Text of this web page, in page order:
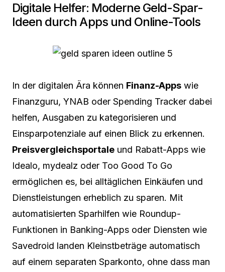
Digitale Helfer: Moderne Geld-Spar-
Ideen durch Apps und Online-Tools
In der digitalen Ära können Finanz-Apps wie
Finanzguru, YNAB oder Spending Tracker dabei
helfen, Ausgaben zu kategorisieren und
Einsparpotenziale auf einen Blick zu erkennen.
Preisvergleichsportale und Rabatt-Apps wie
Idealo, mydealz oder Too Good To Go
ermöglichen es, bei alltäglichen Einkäufen und
Dienstleistungen erheblich zu sparen. Mit
automatisierten Sparhilfen wie Roundup-
Funktionen in Banking-Apps oder Diensten wie
Savedroid landen Kleinstbeträge automatisch
auf einem separaten Sparkonto, ohne dass man